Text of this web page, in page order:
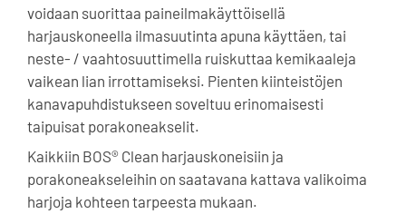
voidaan suorittaa paineilmakäyttöisellä
harjauskoneella ilmasuutinta apuna käyttäen, tai
neste- / vaahtosuuttimella ruiskuttaa kemikaaleja
vaikean lian irrottamiseksi. Pienten kiinteistöjen
kanavapuhdistukseen soveltuu erinomaisesti
taipuisat porakoneakselit.
Kaikkiin BOS® Clean harjauskoneisiin ja
porakoneakseleihin on saatavana kattava valikoima
harjoja kohteen tarpeesta mukaan.